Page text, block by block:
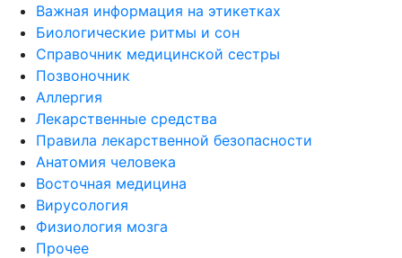
Важная информация на этикетках
Биологические ритмы и сон
Справочник медицинской сестры
Позвоночник
Аллергия
Лекарственные средства
Правила лекарственной безопасности
Aнатомия человека
Восточная медицина
Вирусология
Физиология мозга
Прочее